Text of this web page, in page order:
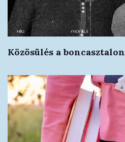
Közösülés a boncasztalon